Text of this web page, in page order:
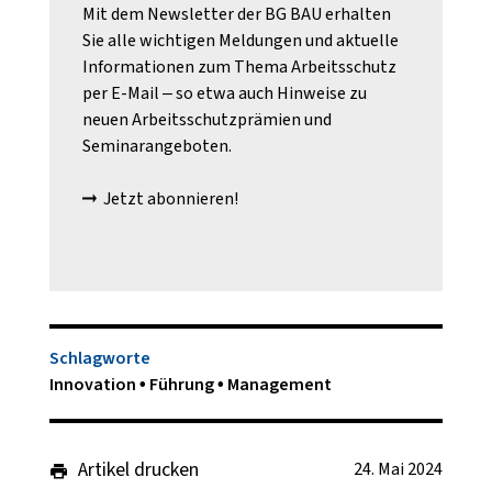
Mit dem Newsletter der BG BAU erhalten
Sie alle wichtigen Meldungen und aktuelle
Informationen zum Thema Arbeitsschutz
per E-Mail – so etwa auch Hinweise zu
neuen Arbeitsschutzprämien und
Seminarangeboten.
Jetzt abonnieren!
Schlagworte
Innovation
Führung Management
Artikel drucken 24. Mai 2024